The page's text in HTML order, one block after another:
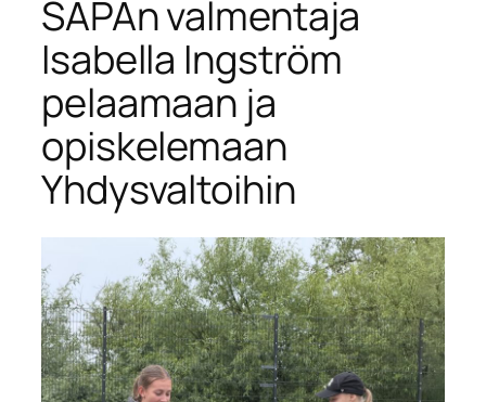
SAPAn valmentaja
Isabella Ingström
pelaamaan ja
opiskelemaan
Yhdysvaltoihin